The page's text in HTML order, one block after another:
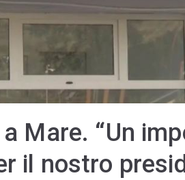
Mare. “Un
il nostro